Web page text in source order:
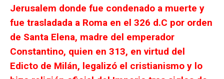
Jerusalem donde fue condenado a muerte y
fue trasladada a Roma en el 326 d.C por orden
de Santa Elena, madre del emperador
Constantino, quien en 313, en virtud del
Edicto de Milán, legalizó el cristianismo y lo